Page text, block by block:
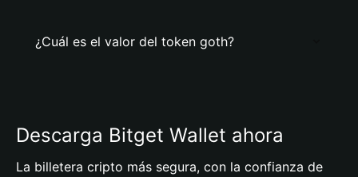
¿Cuál es el valor del token goth?
Descarga Bitget Wallet ahora
La billetera cripto más segura, con la confianza de